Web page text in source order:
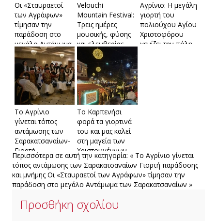
Οι «Σταυραετοί
των Αγράφων»
τίμησαν την
παράδοση στο
μεγάλο Αντάμωμα
των
Σαρακατσαναίων
Velouchi
Mountain Festival:
Τρεις ημέρες
μουσικής, φύσης
και ελευθερίας
στο Καρπενήσι
Αγρίνιο: Η μεγάλη
γιορτή του
πολιούχου Αγίου
Χριστοφόρου
γεμίζει την πόλη
Το Αγρίνιο
γίνεται τόπος
αντάμωσης των
Σαρακατσαναίων-
Γιορτή
παράδοσης και
μνήμης
Το Καρπενήσι
φορά τα γιορτινά
του και μας καλεί
στη μαγεία των
Χριστουγέννων-
Μια πόλη, μια
γιορτή για όλους-
Όλο το
πρόγραμμα
Περισσότερα σε αυτή την κατηγορία: « Το Αγρίνιο γίνεται
τόπος αντάμωσης των Σαρακατσαναίων-Γιορτή παράδοσης
και μνήμης Οι «Σταυραετοί των Αγράφων» τίμησαν την
παράδοση στο μεγάλο Αντάμωμα των Σαρακατσαναίων »
Προσθήκη σχολίου